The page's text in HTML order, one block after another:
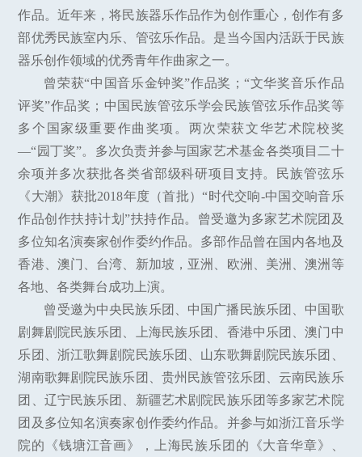
作品。近年来，将民族器乐作品作为创作重心，创作有多
部优秀民族室内乐、管弦乐作品。是当今国内活跃于民族
器乐创作领域的优秀青年作曲家之一。
曾荣获“中国音乐金钟奖”作品奖；“文华奖音乐作品
评奖”作品奖；中国民族管弦乐学会民族管弦乐作品奖等
多个国家级重要作曲奖项。两次荣获文华艺术院校奖
—“园丁奖”。多次负责并参与国家艺术基金各类项目二十
余项并多次获批各类省部级科研项目支持。民族管弦乐
《大潮》获批2018年度（首批）“时代交响-中国交响音乐
作品创作扶持计划”扶持作品。曾受邀为多家艺术院团及
多位知名演奏家创作委约作品。多部作品曾在国内各地及
香港、澳门、台湾、新加坡，亚洲、欧洲、美洲、澳洲等
各地、各类舞台成功上演。
曾受邀为中央民族乐团、中国广播民族乐团、中国歌
剧舞剧院民族乐团、上海民族乐团、香港中乐团、澳门中
乐团、浙江歌舞剧院民族乐团、山东歌舞剧院民族乐团、
湖南歌舞剧院民族乐团、贵州民族管弦乐团、云南民族乐
团、辽宁民族乐团、新疆艺术剧院民族乐团等多家艺术院
团及多位知名演奏家创作委约作品。并参与如浙江音乐学
院的《钱塘江音画》，上海民族乐团的《大音华章》、